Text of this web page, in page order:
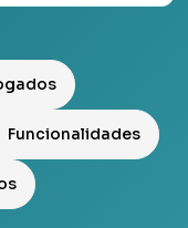
Funcionalidades